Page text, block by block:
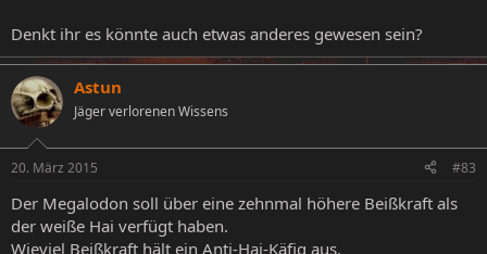
Denkt ihr es könnte auch etwas anderes gewesen sein?
Astun
Jäger verlorenen Wissens
20. März 2015 #83
Der Megalodon soll über eine zehnmal höhere Beißkraft als
der weiße Hai verfügt haben.
Wieviel Beißkraft hält ein Anti-Hai-Käfig aus.